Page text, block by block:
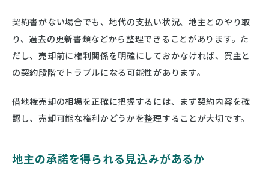
契約書がない場合でも、地代の支払い状況、地主とのやり取
り、過去の更新書類などから整理できることがあります。た
だし、売却前に権利関係を明確にしておかなければ、買主と
の契約段階でトラブルになる可能性があります。
借地権売却の相場を正確に把握するには、まず契約内容を確
認し、売却可能な権利かどうかを整理することが大切です。
地主の承諾を得られる見込みがあるか